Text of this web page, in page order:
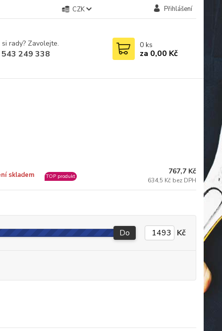
CZK Přihlášení
rady? Zavolejte.
249 338
0 ks
za 0,00 Kč
skladem TOP produkt
767,7 Kč
634,5 Kč bez DPH
Do Kč